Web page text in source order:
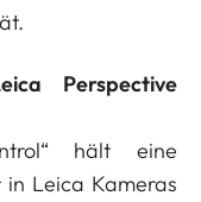
Perspective
hält eine
Leica Kameras